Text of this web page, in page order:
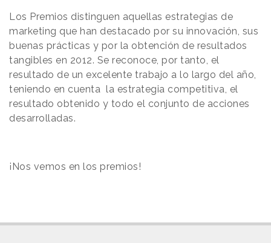
Los Premios distinguen aquellas estrategias de
marketing que han destacado por su innovación, sus
buenas prácticas y por la obtención de resultados
tangibles en 2012. Se reconoce, por tanto, el
resultado de un excelente trabajo a lo largo del año,
teniendo en cuenta la estrategia competitiva, el
resultado obtenido y todo el conjunto de acciones
desarrolladas.
¡Nos vemos en los premios!